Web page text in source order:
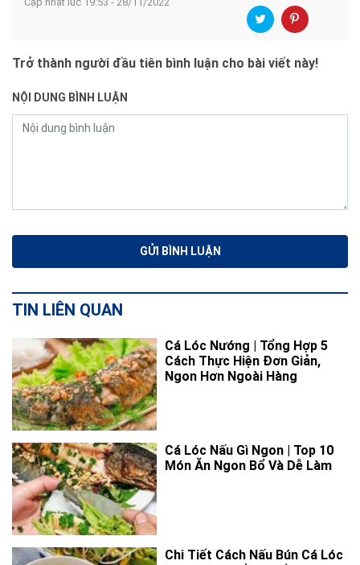
Trở thành người đầu tiên bình luận cho bài viết này!
NỘI DUNG BÌNH LUẬN
TIN LIÊN QUAN
Cá Lóc Nướng | Tổng Hợp 5
Cách Thực Hiện Đơn Giản,
Ngon Hơn Ngoài Hàng
Cá Lóc Nấu Gì Ngon | Top 10
Món Ăn Ngon Bổ Và Dễ Làm
Chi Tiết Cách Nấu Bún Cá Lóc